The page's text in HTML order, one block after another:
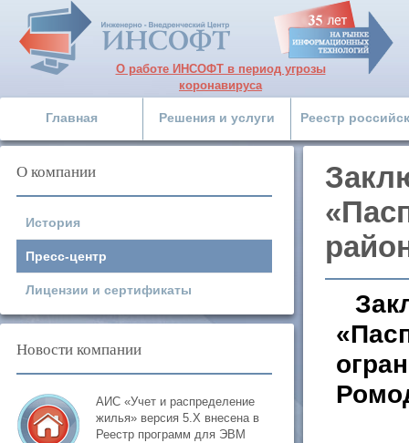
О работе ИНСОФТ в период угрозы
коронавируса
Главная Решения и услуги Реестр
О компании
История
Пресс-центр
Лицензии и сертификаты
Новости компании
АИС «Учет и распределение
жилья» версия 5.Х внесена в
Реестр программ для ЭВМ